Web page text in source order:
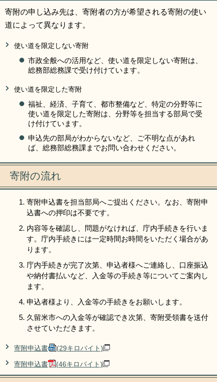
寄附の申し込み先は、寄附者の方が希望される寄附の使い
道によって異なります。
使い道を限定しない寄附
市政全般への活用など、使い道を限定しない寄附は、
総務部総務課で受け付けています。
使い道を限定した寄附
福祉、経済、子育て、都市整備など、特定の分野等に
使い道を限定した寄附は、分野等を担当する部局で受
け付けています。
申込先の部局がわからないなど、ご不明な点があれ
ば、総務部総務課までお問い合わせください。
寄附の流れ
寄附申込書を担当部局へご提出ください。なお、寄附申
込書への押印は不要です。
内容等を確認し、問題がなければ、庁内手続きを行いま
す。庁内手続きには一定時間お時間をいただく場合があ
ります。
庁内手続きが完了次第、申込者様へご連絡し、口座振込
や納付書払いなど、入金等の手続き等についてご案内し
ます。
申込者様より、入金等の手続きをお願いします。
久留米市への入金等が確認でき次第、寄附受領書を送付
させていただきます。
寄附申込書 (29キロバイト)
寄附申込書 (46キロバイト)